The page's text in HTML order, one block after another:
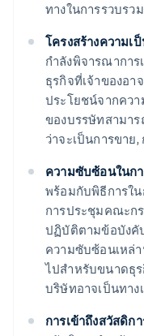
ทางในการรวบรว
โครงสร้างความเ
กำลังพิจารณาการ
ธุรกิจที่เจ้าของอา
ประโยชน์จากคว
ของบรรษัทสามา
ว่าจะเป็นการขาย
ความซับซ้อนในก
พร้อมกับพิธีการใน
การประชุมคณะก
ปฏิบัติตามข้อบังคั
ความซับซ้อนเหล่
ไปสำหรับขนาดธุ
บริษัทอาจเป็นทาง
การเข้าถึงสวัสดิก